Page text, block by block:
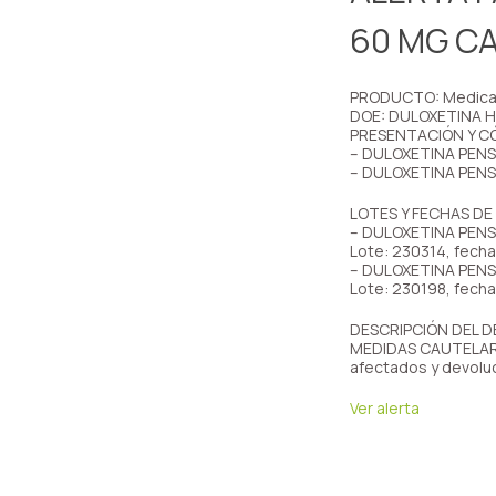
60 MG
PRODUCTO:
DOE: DULOXETINA
PRESENTACIÓN Y
– DULOXETINA
– DULOXETINA
LOTES Y FECHAS
– DULOXETINA
Lote: 230314,
– DULOXETINA
Lote: 230198,
DESCRIPCIÓN
MEDIDAS
afectados y
Ver alerta